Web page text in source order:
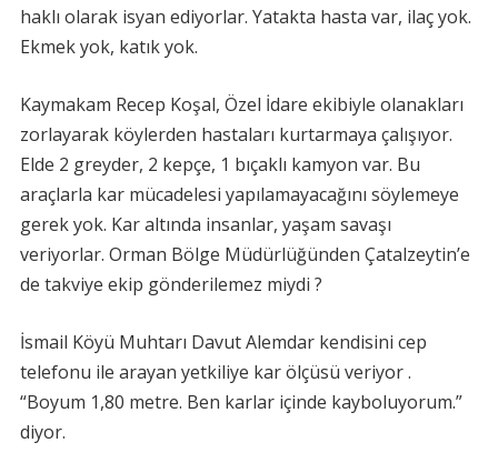
haklı olarak isyan ediyorlar. Yatakta hasta var, ilaç yok.
Ekmek yok, katık yok.
Kaymakam Recep Koşal, Özel İdare ekibiyle olanakları
zorlayarak köylerden hastaları kurtarmaya çalışıyor.
Elde 2 greyder, 2 kepçe, 1 bıçaklı kamyon var. Bu
araçlarla kar mücadelesi yapılamayacağını söylemeye
gerek yok. Kar altında insanlar, yaşam savaşı
veriyorlar. Orman Bölge Müdürlüğünden Çatalzeytin’e
de takviye ekip gönderilemez miydi ?
İsmail Köyü Muhtarı Davut Alemdar kendisini cep
telefonu ile arayan yetkiliye kar ölçüsü veriyor .
“Boyum 1,80 metre. Ben karlar içinde kayboluyorum.”
diyor.